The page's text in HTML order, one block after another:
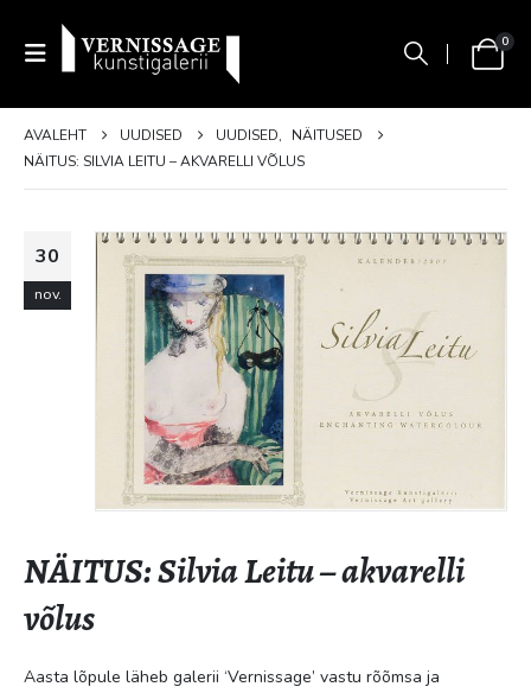
0
AVALEHT UUDISED UUDISED,
NÄITUSED
NÄITUS: SILVIA LEITU – AKVARELLI VÕLUS
30
nov.
NÄITUS: Silvia Leitu – akvarelli
võlus
Aasta lõpule läheb galerii ‘Vernissage’ vastu rõõmsa ja